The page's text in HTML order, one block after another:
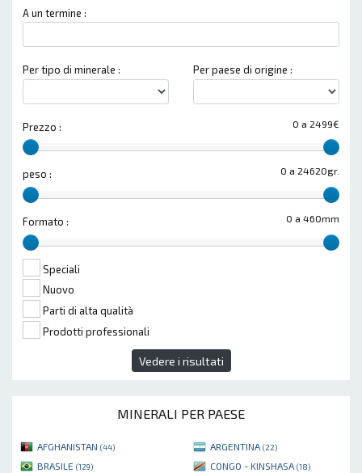
A un termine :
Per tipo di minerale : Per paese di origine :
0 a 2499€
Prezzo :
0 a 24620gr.
peso :
0 a 460mm
Formato :
Speciali
Nuovo
Parti di alta qualità
Prodotti professionali
Vedere i risultati
MINERALI PER PAESE
AFGHANISTAN (44) ARGENTINA (22)
BRASILE (129) CONGO - KINSHASA (18)